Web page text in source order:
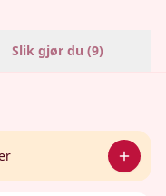
Slik gjør du (9)